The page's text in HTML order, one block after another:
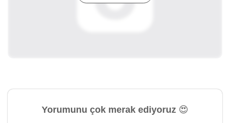
Yorumunu çok merak ediyoruz 😍